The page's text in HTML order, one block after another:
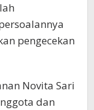
pengecekan
Novita Sari
dan